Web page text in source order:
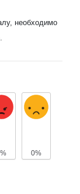
необходимо
0%